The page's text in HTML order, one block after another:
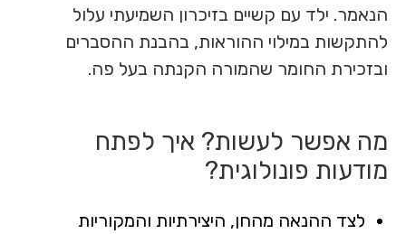
הנאמר. ילד עם קשיים בזיכרון השמיעתי עלול
להתקשות במילוי ההוראות, בהבנת ההסברים
ובזכירת החומר שהמורה הקנתה בעל פה.
מה אפשר לעשות? איך לפתח
מודעות פונולוגית?
לצד ההנאה מהחן, היצירתיות והמקוריות